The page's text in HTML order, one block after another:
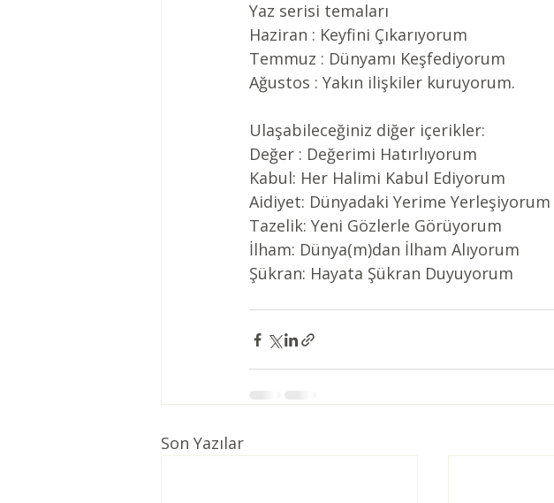
Yaz serisi temaları
Haziran : Keyfini Çıkarıyorum
Temmuz : Dünyamı Keşfediyorum
Ağustos : Yakın ilişkiler kuruyorum.
Ulaşabileceğiniz diğer içerikler:
Değer : Değerimi Hatırlıyorum
Kabul: Her Halimi Kabul Ediyorum
Aidiyet: Dünyadaki Yerime Yerleşiyorum
Tazelik: Yeni Gözlerle Görüyorum
İlham: Dünya(m)dan İlham Alıyorum
Şükran: Hayata Şükran Duyuyorum
Son Yazılar